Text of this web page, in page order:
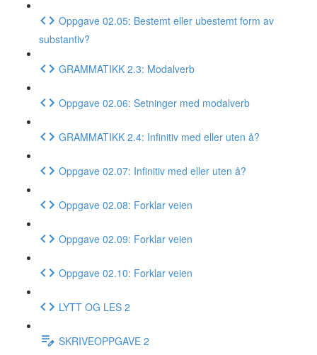
Oppgave 02.05: Bestemt eller ubestemt form av
substantiv?
GRAMMATIKK 2.3: Modalverb
Oppgave 02.06: Setninger med modalverb
GRAMMATIKK 2.4: Infinitiv med eller uten å?
Oppgave 02.07: Infinitiv med eller uten å?
Oppgave 02.08: Forklar veien
Oppgave 02.09: Forklar veien
Oppgave 02.10: Forklar veien
LYTT OG LES 2
SKRIVEOPPGAVE 2